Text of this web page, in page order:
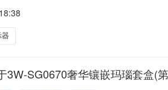
仅为平台默认填写，不能作为实际市场
器
3W-SG0670奢华镶嵌玛瑙套盒(